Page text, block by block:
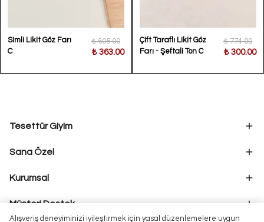
Alışveriş deneyiminizi iyileştirmek için yasal düzenlemelere uygun
Simli Likit Göz Farı
C
₺ 605.00
₺ 363.00
Çift Taraflı Likit Göz
Farı - Şeftali Ton C
₺ 774.00
₺ 300.00
Tesettür Giyim
Sana Özel
Kurumsal
Müşteri Destek